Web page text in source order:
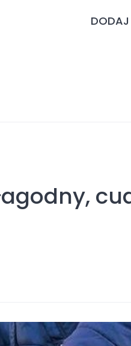
DODAJ